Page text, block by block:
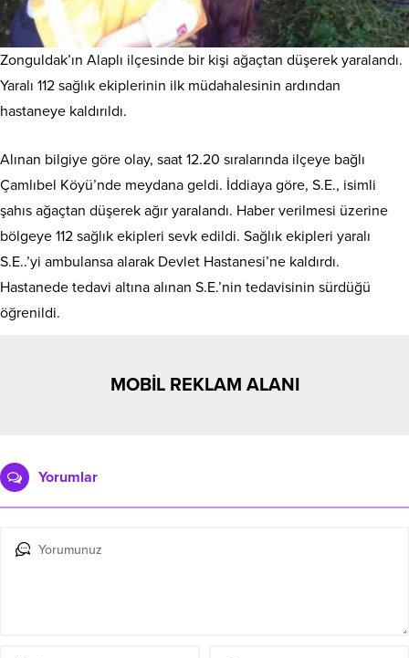
Zonguldak’ın Alaplı ilçesinde bir kişi ağaçtan düşerek yaralandı.
Yaralı 112 sağlık ekiplerinin ilk müdahalesinin ardından
hastaneye kaldırıldı.
Alınan bilgiye göre olay, saat 12.20 sıralarında ilçeye bağlı
Çamlıbel Köyü’nde meydana geldi. İddiaya göre, S.E., isimli
şahıs ağaçtan düşerek ağır yaralandı. Haber verilmesi üzerine
bölgeye 112 sağlık ekipleri sevk edildi. Sağlık ekipleri yaralı
S.E..’yi ambulansa alarak Devlet Hastanesi’ne kaldırdı.
Hastanede tedavi altına alınan S.E.’nin tedavisinin sürdüğü
öğrenildi.
MOBİL REKLAM ALANI
Yorumlar